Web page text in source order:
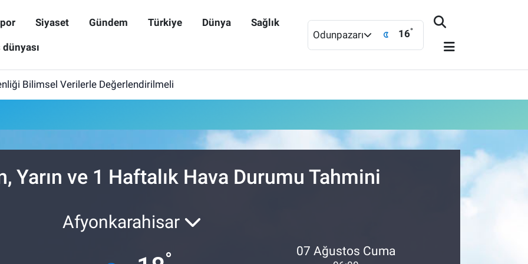
Siyaset Gündem Türkiye Dünya Sağlık
Odunpazarı 16°
Bilimsel Verilerle Değerlendirilmeli
Yarın ve 1 Haftalık Hava Durumu Tahmini
Afyonkarahisar
° 07 Ağustos Cuma